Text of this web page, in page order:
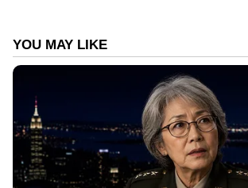
Related Articles
International Tea Day 2024 : ഈ
അന്താരാഷ്ട്ര ചായ ദിനത്തിൽ 'പിങ്ക് ടീ'
മെയില്‍: resmi@asianetnews.in